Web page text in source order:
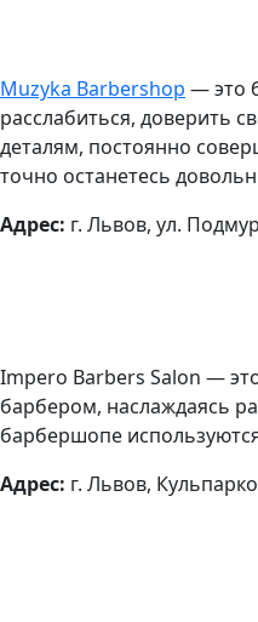
Muzyka Barbershop — это
расслабиться, доверить
деталям, постоянно
точно останетесь
Адрес: г. Львов, ул.
Impero Barbers Salon —
барбером, наслаждаясь
барбершопе
Адрес: г. Львов,